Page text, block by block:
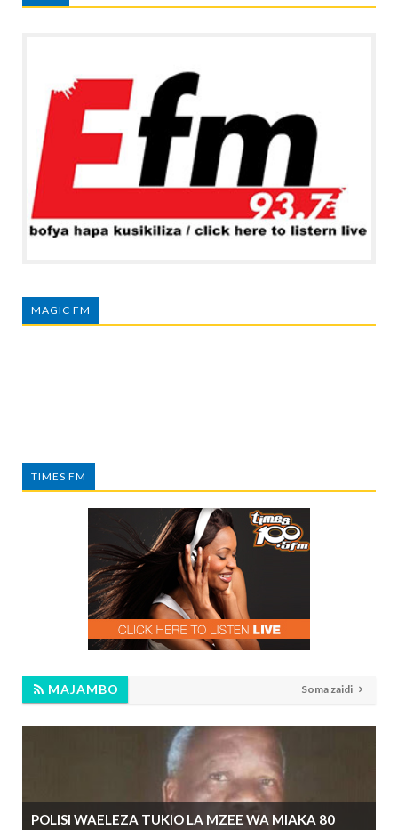
MAGIC FM
TIMES FM
MAJAMBO Soma zaidi
POLISI WAELEZA TUKIO LA MZEE WA MIAKA 80